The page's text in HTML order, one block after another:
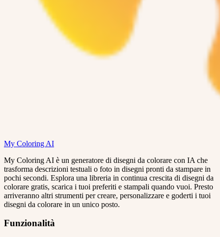
My Coloring AI
My Coloring AI è un generatore di disegni da colorare con IA che
trasforma descrizioni testuali o foto in disegni pronti da stampare in
pochi secondi. Esplora una libreria in continua crescita di disegni da
colorare gratis, scarica i tuoi preferiti e stampali quando vuoi. Presto
arriveranno altri strumenti per creare, personalizzare e goderti i tuoi
disegni da colorare in un unico posto.
Funzionalità